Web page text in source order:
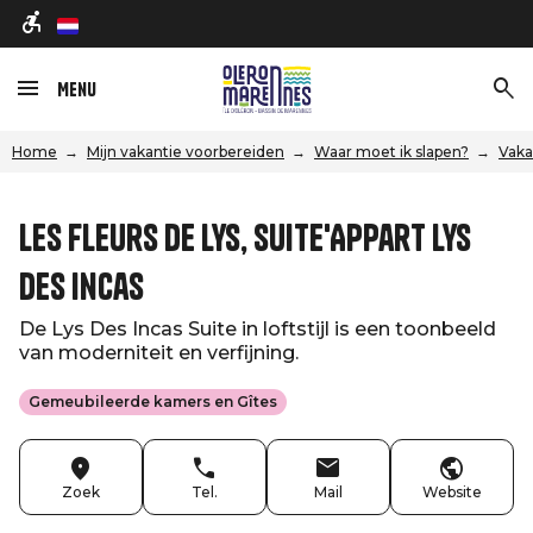
nl
Menu
Home Mijn vakantie voorbereiden Waar moet ik slapen?
Les Fleurs De Lys, Suite'Appart Lys
Des Incas
De Lys Des Incas Suite in loftstijl is een toonbeeld
van moderniteit en verfijning.
Gemeubileerde kamers en Gîtes
Zoek Tel. Mail Website